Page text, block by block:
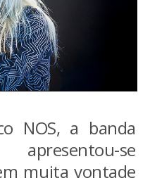
NOS, a banda
apresentou-se
muita vontade